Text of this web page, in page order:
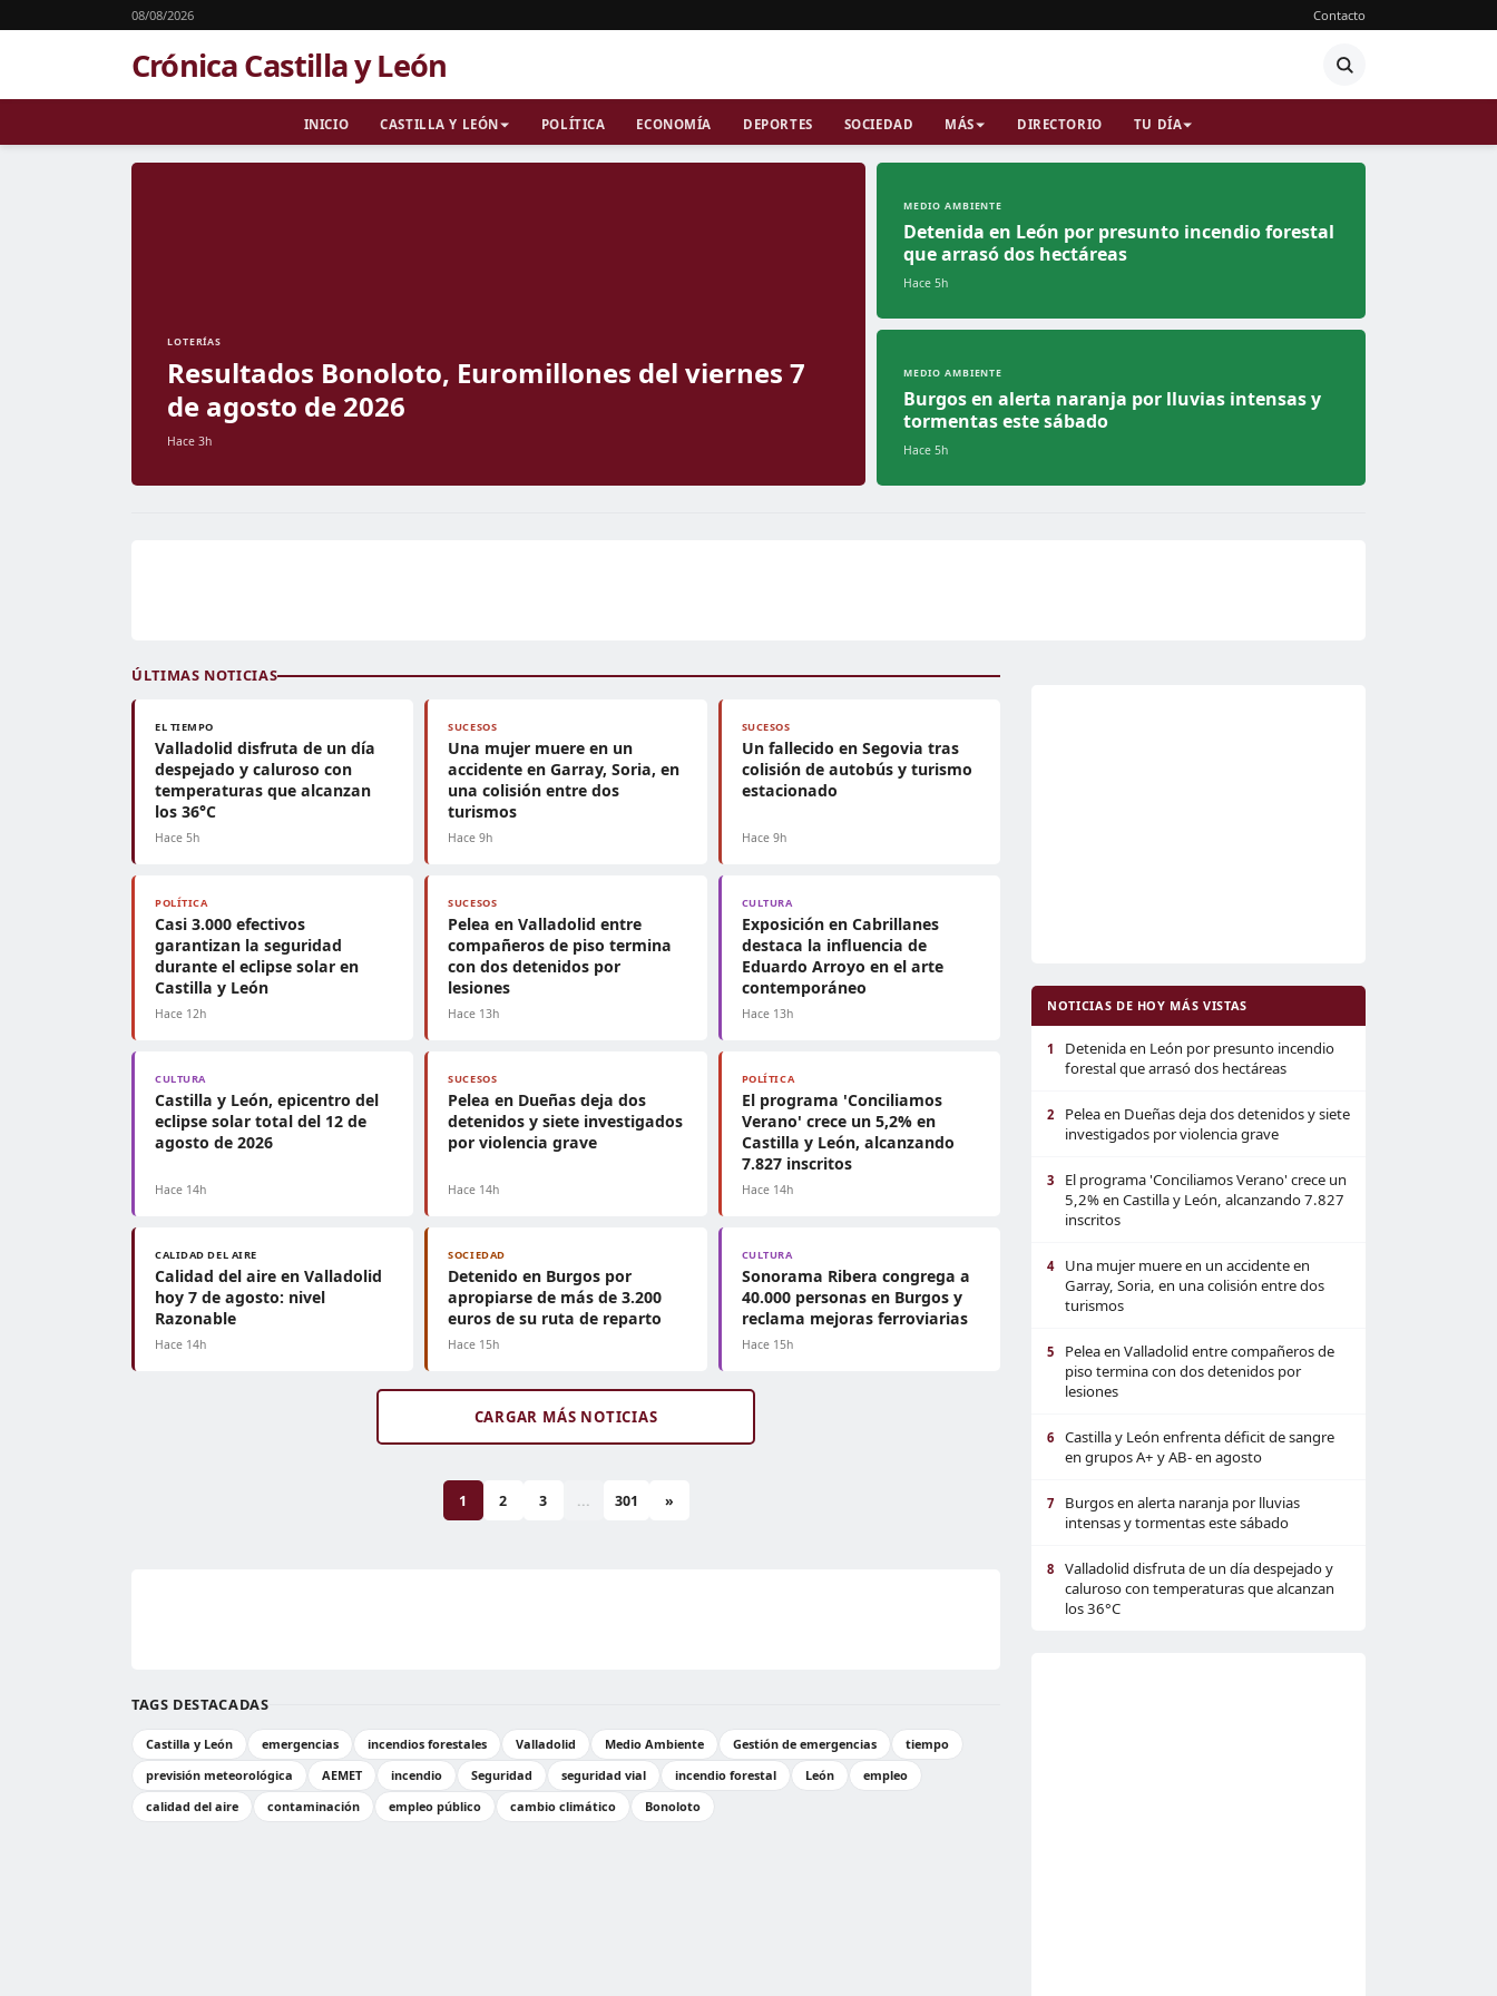
08/08/2026 Contacto
Crónica Castilla y León
INICIO CASTILLA Y LEÓN POLÍTICA ECONOMÍA DEPORTES SOCIEDAD MÁS DIRECTORIO TU DÍA
LOTERÍAS
Resultados Bonoloto, Euromillones del viernes 7
de agosto de 2026
Hace 3h
MEDIO AMBIENTE
Detenida en León por presunto incendio forestal
que arrasó dos hectáreas
Hace 5h
MEDIO AMBIENTE
Burgos en alerta naranja por lluvias intensas y
tormentas este sábado
Hace 5h
ÚLTIMAS NOTICIAS
EL TIEMPO
Valladolid disfruta de un día
despejado y caluroso con
temperaturas que alcanzan
los 36°C
Hace 5h
SUCESOS
Una mujer muere en un
accidente en Garray, Soria, en
una colisión entre dos
turismos
Hace 9h
SUCESOS
Un fallecido en Segovia tras
colisión de autobús y turismo
estacionado
Hace 9h
POLÍTICA
Casi 3.000 efectivos
garantizan la seguridad
durante el eclipse solar en
Castilla y León
Hace 12h
SUCESOS
Pelea en Valladolid entre
compañeros de piso termina
con dos detenidos por
lesiones
Hace 13h
CULTURA
Exposición en Cabrillanes
destaca la influencia de
Eduardo Arroyo en el arte
contemporáneo
Hace 13h
CULTURA
Castilla y León, epicentro del
eclipse solar total del 12 de
agosto de 2026
Hace 14h
SUCESOS
Pelea en Dueñas deja dos
detenidos y siete investigados
por violencia grave
Hace 14h
POLÍTICA
El programa 'Conciliamos
Verano' crece un 5,2% en
Castilla y León, alcanzando
7.827 inscritos
Hace 14h
CALIDAD DEL AIRE
Calidad del aire en Valladolid
hoy 7 de agosto: nivel
Razonable
Hace 14h
SOCIEDAD
Detenido en Burgos por
apropiarse de más de 3.200
euros de su ruta de reparto
Hace 15h
CULTURA
Sonorama Ribera congrega a
40.000 personas en Burgos y
reclama mejoras ferroviarias
Hace 15h
CARGAR MÁS NOTICIAS
1 2 3 ... 301 »
TAGS DESTACADAS
Castilla y León emergencias incendios forestales Valladolid Medio Ambiente Gestión de emergencias
tiempo
previsión meteorológica
AEMET incendio Seguridad seguridad vial incendio forestal León
empleo
calidad del aire
contaminación empleo público cambio climático Bonoloto
NOTICIAS DE HOY MÁS VISTAS
1
Detenida en León por presunto incendio
forestal que arrasó dos hectáreas
2
Pelea en Dueñas deja dos detenidos y siete
investigados por violencia grave
3
El programa 'Conciliamos Verano' crece un
5,2% en Castilla y León, alcanzando 7.827
inscritos
4
Una mujer muere en un accidente en
Garray, Soria, en una colisión entre dos
turismos
5
Pelea en Valladolid entre compañeros de
piso termina con dos detenidos por
lesiones
6
Castilla y León enfrenta déficit de sangre
en grupos A+ y AB- en agosto
7
Burgos en alerta naranja por lluvias
intensas y tormentas este sábado
8
Valladolid disfruta de un día despejado y
caluroso con temperaturas que alcanzan
los 36°C